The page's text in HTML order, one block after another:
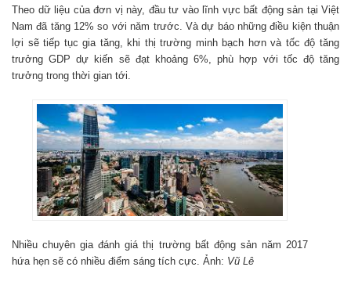
Theo dữ liệu của đơn vị này, đầu tư vào lĩnh vực bất động sản tại Việt
Nam đã tăng 12% so với năm trước. Và dự báo những điều kiện thuận
lợi sẽ tiếp tục gia tăng, khi thị trường minh bạch hơn và tốc độ tăng
trưởng GDP dự kiến sẽ đạt khoảng 6%, phù hợp với tốc độ tăng
trưởng trong thời gian tới.
Nhiều chuyên gia đánh giá thị trường bất động sản năm 2017
hứa hẹn sẽ có nhiều điểm sáng tích cực. Ảnh: Vũ Lê